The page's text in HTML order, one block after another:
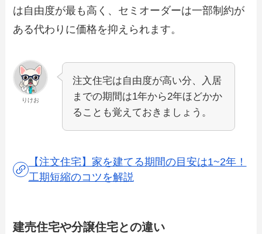
は自由度が最も高く、セミオーダーは一部制約が
ある代わりに価格を抑えられます。
りけお
注文住宅は自由度が高い分、入居
までの期間は1年から2年ほどかか
ることも覚えておきましょう。
【注文住宅】家を建てる期間の目安は1~2年！
工期短縮のコツを解説
建売住宅や分譲住宅との違い